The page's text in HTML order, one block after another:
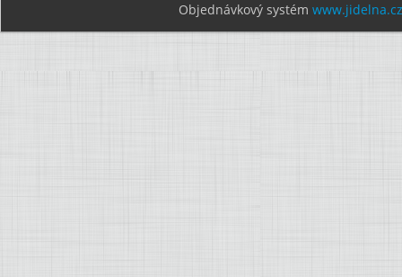
Objednávkový systém www.jidelna.cz